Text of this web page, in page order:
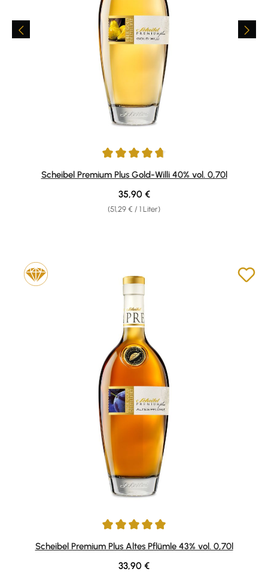
Durchschnittliche Bewertung von 4.84 von 5 Sternen
Scheibel Premium Plus Gold-Willi 40% vol. 0,70l
(51,29 € / 1 Liter)
Regulärer Preis:
35,90 €
Durchschnittliche Bewertung von 4.9 von 5 Sternen
Scheibel Premium Plus Altes Pflümle 43% vol. 0,70l
Regulärer Preis:
33,90 €